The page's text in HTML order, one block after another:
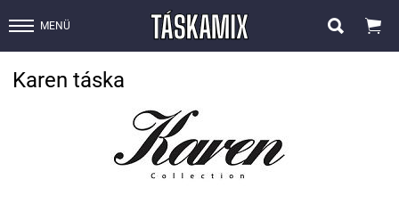
MENÜ  
Karen táska